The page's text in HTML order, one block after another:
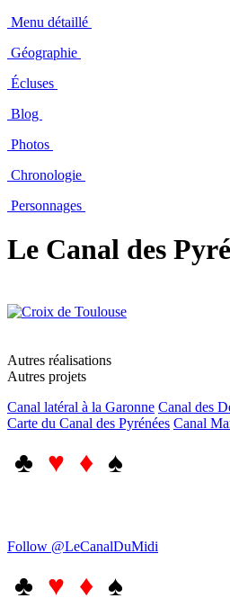
Menu détaillé
Géographie
Écluses
Blog
Photos
Chronologie
Personnages
Le Canal des
Autres réalisations
Autres projets
Canal latéral à la Garonne Canal des
Carte du Canal des Pyrénées Canal
♣ ♥ ♦ ♠
Follow @LeCanalDuMidi
♣ ♥ ♦ ♠